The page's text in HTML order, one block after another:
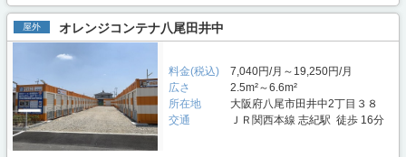
屋外 オレンジコンテナ八尾田井中
料金(税込)
7,040円/月～19,250円/月
広さ
2.5m²～6.6m²
所在地
大阪府八尾市田井中2丁目３８
交通
ＪＲ関西本線 志紀駅 徒歩 16分